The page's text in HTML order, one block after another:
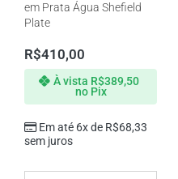
em Prata Água Shefield
Plate
R$410,00
Em até 6x de R$68,33
sem juros
À vista R$389,50
no Pix